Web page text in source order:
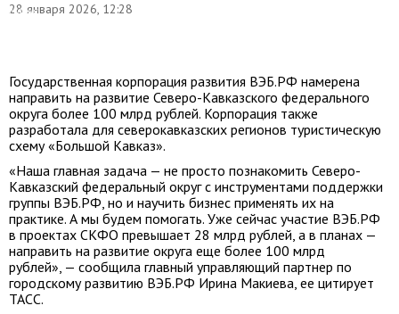
28 января 2026, 12:28
Мария
Государственная корпорация развития ВЭБ.РФ намерена
направить на развитие Северо-Кавказского федерального
округа более 100 млрд рублей. Корпорация также
разработала для северокавказских регионов туристическую
схему «Большой Кавказ».
«Наша главная задача — не просто познакомить Северо-
Кавказский федеральный округ с инструментами поддержки
группы ВЭБ.РФ, но и научить бизнес применять их на
практике. А мы будем помогать. Уже сейчас участие ВЭБ.РФ
в проектах СКФО превышает 28 млрд рублей, а в планах —
направить на развитие округа еще более 100 млрд
рублей», — сообщила главный управляющий партнер по
городскому развитию ВЭБ.РФ Ирина Макиева, ее цитирует
ТАСС.